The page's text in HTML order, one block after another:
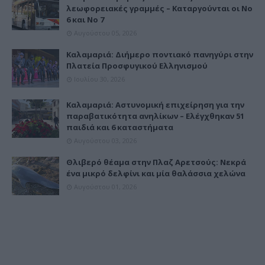
λεωφορειακές γραμμές – Καταργούνται οι Νο
6 και Νο 7
Καλαμαριά: Διήμερο ποντιακό πανηγύρι στην
Πλατεία Προσφυγικού Ελληνισμού
Καλαμαριά: Αστυνομική επιχείρηση για την
παραβατικότητα ανηλίκων – Ελέγχθηκαν 51
παιδιά και 6 καταστήματα
Θλιβερό θέαμα στην Πλαζ Αρετσούς: Νεκρά
ένα μικρό δελφίνι και μία θαλάσσια χελώνα